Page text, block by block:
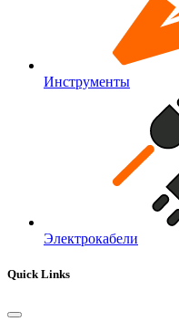
Инструменты
Электрокабели
Quick Links